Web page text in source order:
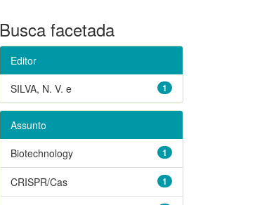
Busca facetada
Editor
1
SILVA, N. V. e
Assunto
1
Biotechnology
1
CRISPR/Cas